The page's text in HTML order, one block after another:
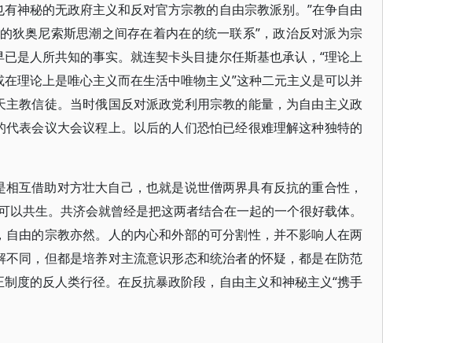
神秘的无政府主义和反对官方宗教的自由宗教派别。”在争自由
狄奥尼索斯思潮之间存在着内在的统一联系”，政治反对派为宗
是人所共知的事实。就连契卡头目捷尔任斯基也承认，“理论上
理论上是唯心主义而在生活中唯物主义”这种二元主义是可以并
教信徒。当时俄国反对派政党利用宗教的能量，为自由主义政
表会议大会议程上。以后的人们恐怕已经很难理解这种独特的
互借助对方壮大自己，也就是说世僧两界具有反抗的重合性，
以共生。共济会就曾经是把这两者结合在一起的一个很好载体。
由的宗教亦然。人的内心和外部的可分割性，并不影响人在两
同，但都是培养对主流意识形态和统治者的怀疑，都是在防范
度的反人类行径。在反抗暴政阶段，自由主义和神秘主义“携手